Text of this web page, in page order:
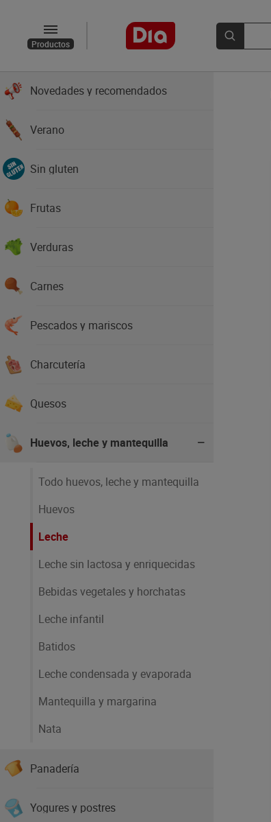
Productos
Novedades y recomendados
Verano
Sin gluten
Frutas
Verduras
Carnes
Pescados y mariscos
Charcutería
Quesos
Huevos, leche y mantequilla
Todo huevos, leche y mantequilla
Huevos
Leche
Leche sin lactosa y enriquecidas
Bebidas vegetales y horchatas
Leche infantil
Batidos
Leche condensada y evaporada
Mantequilla y margarina
Nata
Panadería
Yogures y postres